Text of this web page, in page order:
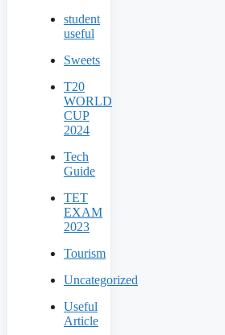
student
useful
Sweets
T20
WORLD
CUP
2024
Tech
Guide
TET
EXAM
2023
Tourism
Uncategorized
Useful
Article